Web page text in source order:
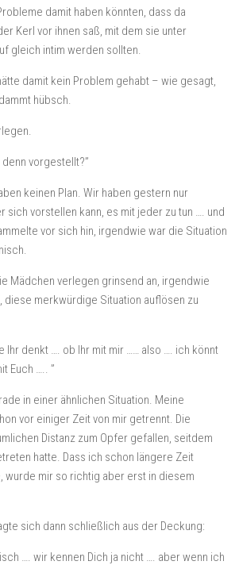
damit haben könnten, dass da
Kerl vor ihnen saß, mit dem sie unter
gleich intim werden sollten.
damit kein Problem gehabt – wie gesagt,
hübsch.
denn vorgestellt?”
keinen Plan. Wir haben gestern nur
sich vorstellen kann, es mit jeder zu tun …. und
vor sich hin, irgendwie war die Situation
Mädchen verlegen grinsend an, irgendwie
diese merkwürdige Situation auflösen zu
Ihr denkt …. ob Ihr mit mir …… also …. ich könnt
Euch ….. ”
in einer ähnlichen Situation. Meine
vor einiger Zeit von mir getrennt. Die
Distanz zum Opfer gefallen, seitdem
hatte. Dass ich schon längere Zeit
wurde mir so richtig aber erst in diesem
sich dann schließlich aus der Deckung:
…. wir kennen Dich ja nicht …. aber wenn ich